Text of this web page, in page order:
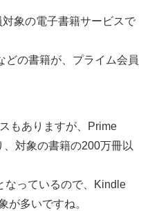
象の電子書籍サービスで
どの書籍が、プライム会員
もありますが、Prime
対象の書籍の200万冊以
なっているので、Kindle
が多いですね。